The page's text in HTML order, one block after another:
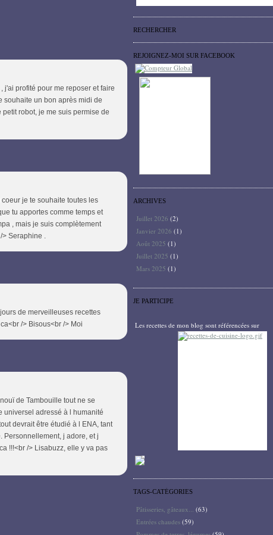
j'ai profité pour me reposer et faire
souhaite un bon après midi de
robot, je me suis permise de
je te souhaite toutes les
tu apportes comme temps et
, mais je suis complètement
> Seraphine .
de merveilleuses recettes
/> Bisous<br /> Moi
de Tambouille tout ne se
universel adressé à l humanité
devrait être étudié à l ENA, tant
Personnellement, j adore, et j
!!!<br /> Lisabuzz, elle y va pas
RECHERCHER
REJOIGNEZ-MOI SUR FACEBOOK
ARCHIVES
Juillet 2026 (2)
Janvier 2026 (1)
Août 2025 (1)
Juillet 2025 (1)
Mars 2025 (1)
JE PARTICIPE
Les recettes de mon blog sont référencées sur
TAGS-CATÉGORIES
Pâtisseries, gâteaux... (63)
Entrées chaudes (59)